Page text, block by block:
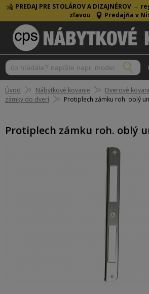
PREDAJ PRE STOLÁROV A DIZAJNÉROV →
zľavou
Predajňa v
Úvod Nábytkové kovanie Dverové
zámky do dverí
Protiplech zámku roh. oblý
Protiplech zámku roh. oblý